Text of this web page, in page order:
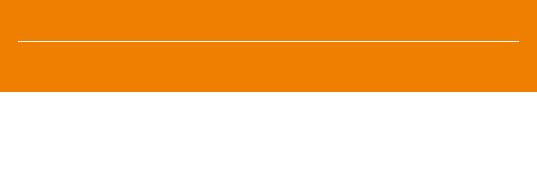
Copyright 2019 IVO Deurne | hc@ivo-deurne.nl|Cookies